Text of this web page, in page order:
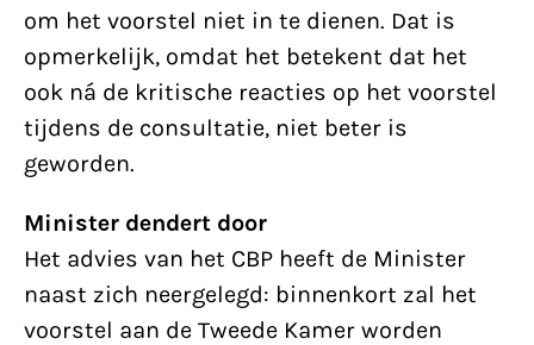
om het voorstel niet in te dienen. Dat is
opmerkelijk, omdat het betekent dat het
ook ná de kritische reacties op het voorstel
tijdens de consultatie, niet beter is
geworden.
Minister dendert door
Het advies van het CBP heeft de Minister
naast zich neergelegd: binnenkort zal het
voorstel aan de Tweede Kamer worden